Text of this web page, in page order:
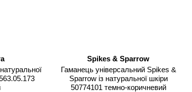
Spikes & Sparrow
Гаманець універсальний Spikes &
Sparrow із натуральної шкіри
50774101 темно-коричневий